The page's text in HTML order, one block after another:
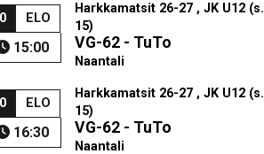
ELO
15:00
Harkkamatsit 26-27 , JK U12 (s.
15)
VG-62 - TuTo
Naantali
ELO
16:30
Harkkamatsit 26-27 , JK U12 (s.
15)
VG-62 - TuTo
Naantali